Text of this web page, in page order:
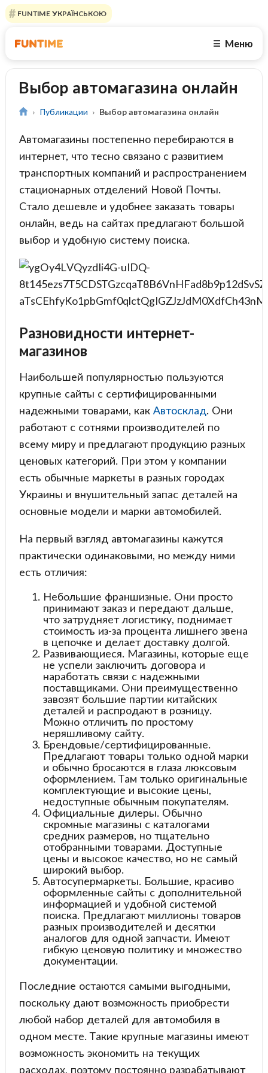
FUNTIME УКРАЇНСЬКОЮ
☰ Меню
Выбор автомагазина онлайн
Публикации Выбор автомагазина онлайн
Автомагазины постепенно перебираются в
интернет, что тесно связано с развитием
транспортных компаний и распространением
стационарных отделений Новой Почты.
Стало дешевле и удобнее заказать товары
онлайн, ведь на сайтах предлагают большой
выбор и удобную систему поиска.
Разновидности интернет-
магазинов
Наибольшей популярностью пользуются
крупные сайты с сертифицированными
надежными товарами, как Автосклад. Они
работают с сотнями производителей по
всему миру и предлагают продукцию разных
ценовых категорий. При этом у компании
есть обычные маркеты в разных городах
Украины и внушительный запас деталей на
основные модели и марки автомобилей.
На первый взгляд автомагазины кажутся
практически одинаковыми, но между ними
есть отличия:
Небольшие франшизные. Они просто
принимают заказ и передают дальше,
что затрудняет логистику, поднимает
стоимость из-за процента лишнего звена
в цепочке и делает доставку долгой.
Развивающиеся. Магазины, которые еще
не успели заключить договора и
наработать связи с надежными
поставщиками. Они преимущественно
завозят большие партии китайских
деталей и распродают в розницу.
Можно отличить по простому
неряшливому сайту.
Брендовые/сертифицированные.
Предлагают товары только одной марки
и обычно бросаются в глаза люксовым
оформлением. Там только оригинальные
комплектующие и высокие цены,
недоступные обычным покупателям.
Официальные дилеры. Обычно
скромные магазины с каталогами
средних размеров, но тщательно
отобранными товарами. Доступные
цены и высокое качество, но не самый
широкий выбор.
Автосупермаркеты. Большие, красиво
оформленные сайты с дополнительной
информацией и удобной системой
поиска. Предлагают миллионы товаров
разных производителей и десятки
аналогов для одной запчасти. Имеют
гибкую ценовую политику и множество
документации.
Последние остаются самыми выгодными,
поскольку дают возможность приобрести
любой набор деталей для автомобиля в
одном месте. Такие крупные магазины имеют
возможность экономить на текущих
расходах, поэтому постоянно разрабатывают